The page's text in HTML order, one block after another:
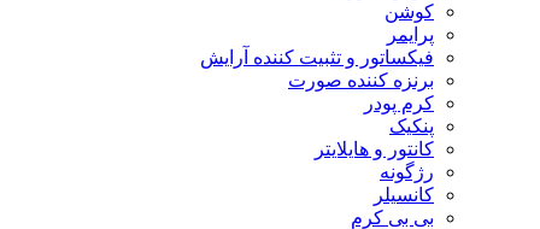
کوشن
پرایمر
فیکساتور و تثبیت کننده آرایش
برنزه کننده صورت
کرم پودر
پنکیک
کانتور و هایلایتر
رژگونه
کانسیلر
بی بی کرم